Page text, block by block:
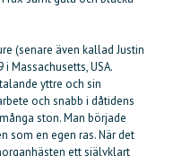
(senare även kallad Justin
Massachusetts, USA.
yttre och sin
och snabb i dåtidens
ston. Man började
som en egen ras. När det
ett självklart